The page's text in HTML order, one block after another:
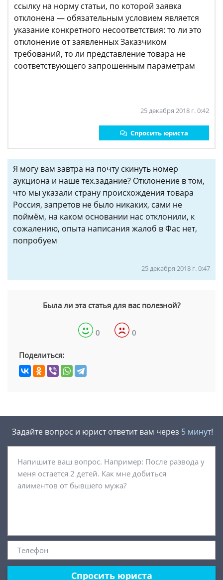
ссылку на норму статьи, по которой заявка
отклонена — обязательным условием является
указание конкретного несоответствия: то ли это
отклонение от заявленных Заказчиком
требований, то ли представление товара не
соответствующего запрошенным параметрам
25 декабря 2018 г. 0:42
Спросить юриста
Я могу вам завтра на почту скинуть номер
аукциона и наше тех.задание? Отклонение в том,
что мы указали страну происхождения товара
Россия, запретов не было никаких, сами не
поймём, на каком основании нас отклонили, к
сожалению, опыта написания жалоб в Фас нет,
попробуем
25 декабря 2018 г. 0:47
Была ли эта статья для вас полезной?
0 0
Поделиться:
Задайте вопрос и юрист ответит вам через 5 минут!
Спросить юриста